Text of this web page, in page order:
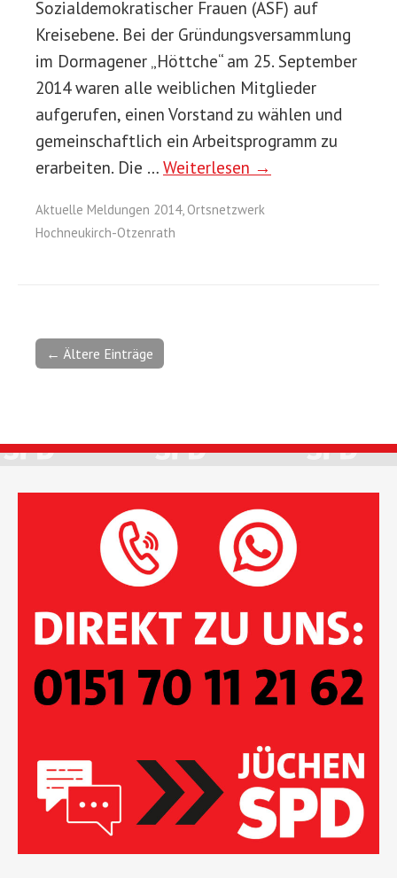
Sozialdemokratischer Frauen (ASF) auf
Kreisebene. Bei der Gründungsversammlung
im Dormagener „Höttche“ am 25. September
2014 waren alle weiblichen Mitglieder
aufgerufen, einen Vorstand zu wählen und
gemeinschaftlich ein Arbeitsprogramm zu
erarbeiten. Die … Weiterlesen →
Aktuelle Meldungen 2014, Ortsnetzwerk
Hochneukirch-Otzenrath
← Ältere Einträge